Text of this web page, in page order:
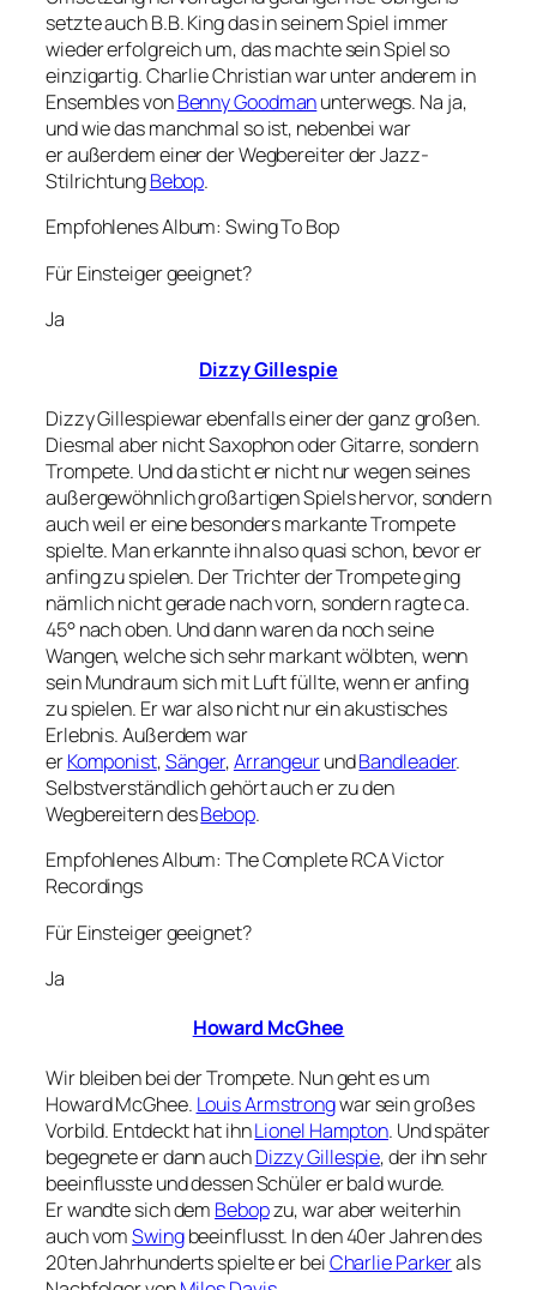
setzte auch B.B. King das in seinem Spiel immer
wieder erfolgreich um, das machte sein Spiel so
einzigartig. Charlie Christian war unter anderem in
Ensembles vonBenny Goodmanunterwegs. Na ja,
und wie das manchmal so ist, nebenbei war
er außerdem einer der Wegbereiter der Jazz-
StilrichtungBebop.
Empfohlenes Album: Swing To Bop
Für Einsteiger geeignet?
Ja
Dizzy Gillespie
Dizzy Gillespiewar ebenfalls einer der ganz großen.
Diesmal aber nicht Saxophon oder Gitarre, sondern
Trompete. Und da sticht er nicht nur wegen seines
außergewöhnlich großartigen Spiels hervor, sondern
auch weil er eine besonders markante Trompete
spielte. Man erkannte ihn also quasi schon, bevor er
anfing zu spielen. Der Trichter der Trompete ging
nämlich nicht gerade nach vorn, sondern ragte ca.
45° nach oben. Und dann waren da noch seine
Wangen, welche sich sehr markant wölbten, wenn
sein Mundraum sich mit Luft füllte, wenn er anfing
zu spielen. Er war also nicht nur ein akustisches
Erlebnis. Außerdem war
erKomponist,Sänger,ArrangeurundBandleader.
Selbstverständlich gehört auch er zu den
Wegbereitern desBebop.
Empfohlenes Album: The Complete RCA Victor
Recordings
Für Einsteiger geeignet?
Ja
Howard McGhee
Wir bleiben bei der Trompete. Nun geht es um
Howard McGhee. Louis Armstrongwar sein großes
Vorbild. Entdeckt hat ihnLionel Hampton. Und später
begegnete er dann auchDizzy Gillespie, der ihn sehr
beeinflusste und dessen Schüler er bald wurde.
Er wandte sich dem Bebopzu, war aber weiterhin
auch vomSwingbeeinflusst. In den 40er Jahren des
20ten Jahrhunderts spielte er beiCharlie Parkerals